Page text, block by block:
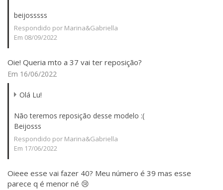
beijosssss
Respondido por Marina&Gabriella
Em 08/09/2022
Oie! Queria mto a 37 vai ter reposição?
Em 16/06/2022
Olá Lu!
Não teremos reposição desse modelo :(
Beijosss
Respondido por Marina&Gabriella
Em 17/06/2022
Oieee esse vai fazer 40? Meu número é 39 mas esse
parece q é menor né 😢